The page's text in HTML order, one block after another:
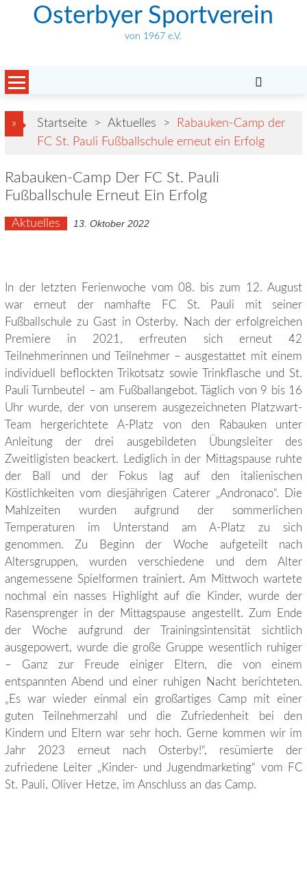
Osterbyer Sportverein
von 1967 e.V.
» Startseite > Aktuelles >
Rabauken-Camp der
FC St. Pauli Fußballschule erneut ein Erfolg
Rabauken-Camp Der FC St. Pauli
Fußballschule Erneut Ein Erfolg
Aktuelles 13. Oktober 2022
In der letzten Ferienwoche vom 08. bis zum 12. August
war erneut der namhafte FC St. Pauli mit seiner
Fußballschule zu Gast in Osterby. Nach der erfolgreichen
Premiere in 2021, erfreuten sich erneut 42
Teilnehmerinnen und Teilnehmer – ausgestattet mit einem
individuell beflockten Trikotsatz sowie Trinkflasche und St.
Pauli Turnbeutel – am Fußballangebot. Täglich von 9 bis 16
Uhr wurde, der von unserem ausgezeichneten Platzwart-
Team hergerichtete A-Platz von den Rabauken unter
Anleitung der drei ausgebildeten Übungsleiter des
Zweitligisten beackert. Lediglich in der Mittagspause ruhte
der Ball und der Fokus lag auf den italienischen
Köstlichkeiten vom diesjährigen Caterer „Andronaco“. Die
Mahlzeiten wurden aufgrund der sommerlichen
Temperaturen im Unterstand am A-Platz zu sich
genommen. Zu Beginn der Woche aufgeteilt nach
Altersgruppen, wurden verschiedene und dem Alter
angemessene Spielformen trainiert. Am Mittwoch wartete
nochmal ein nasses Highlight auf die Kinder, wurde der
Rasensprenger in der Mittagspause angestellt. Zum Ende
der Woche aufgrund der Trainingsintensität sichtlich
ausgepowert, wurde die große Gruppe wesentlich ruhiger
– Ganz zur Freude einiger Eltern, die von einem
entspannten Abend und einer ruhigen Nacht berichteten.
„Es war wieder einmal ein großartiges Camp mit einer
guten Teilnehmerzahl und die Zufriedenheit bei den
Kindern und Eltern war sehr hoch. Gerne kommen wir im
Jahr 2023 erneut nach Osterby!“, resümierte der
zufriedene Leiter „Kinder- und Jugendmarketing“ vom FC
St. Pauli, Oliver Hetze, im Anschluss an das Camp.